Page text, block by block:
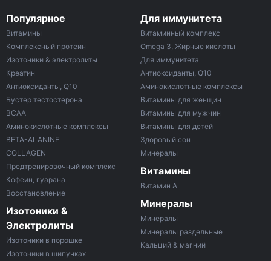
Популярное
Витамины
Комплексный протеин
Изотоники & электролиты
Креатин
Антиоксиданты, Q10
Бустер тестостерона
ВСАА
Аминокислотные комплексы
BETA-ALANINE
COLLAGEN
Предтренировочный комплекс
Кофеин, гуарана
Восстановление
Изотоники &
Электролиты
Изотоники в порошке
Изотоники в шипучках
Для иммунитета
Витаминный комплекс
Omega 3, Жирные кислоты
Для иммунитета
Антиоксиданты, Q10
Аминокислотные комплексы
Витамины для женщин
Витамины для мужчин
Витамины для детей
Здоровый сон
Минералы
Витамины
Витамин A
Минералы
Минералы
Минералы раздельные
Кальций & магний